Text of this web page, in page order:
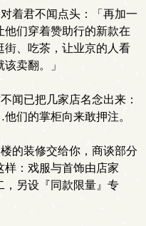
着君不闻点头：「再加一
们穿着赞助行的新款在
街、吃茶，让业京的人看
卖翻。」
闻已把几家店名念出来：
们的掌柜向来敢押注。
的装修交给你，商谈部分
样：戏服与首饰由店家
，另设『同款限量』专